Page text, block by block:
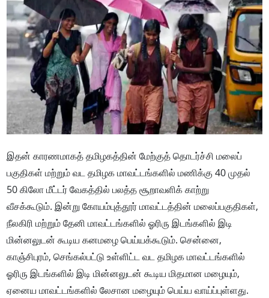
இதன் காரணமாகத் தமிழகத்தின் மேற்குத் தொடர்ச்சி மலைப்
பகுதிகள் மற்றும் வட தமிழக மாவட்டங்களில் மணிக்கு 40 முதல்
50 கிலோ மீட்டர் வேகத்தில் பலத்த சூறாவளிக் காற்று
வீசக்கூடும். இன்று கோயம்புத்தூர் மாவட்டத்தின் மலைப்பகுதிகள்,
நீலகிரி மற்றும் தேனி மாவட்டங்களில் ஓரிரு இடங்களில் இடி
மின்னலுடன் கூடிய கனமழை பெய்யக்கூடும். சென்னை,
காஞ்சிபுரம், செங்கல்பட்டு உள்ளிட்ட வட தமிழக மாவட்டங்களில்
ஓரிரு இடங்களில் இடி மின்னலுடன் கூடிய மிதமான மழையும்,
ஏனைய மாவட்டங்களில் லேசான மழையும் பெய்ய வாய்ப்புள்ளது.